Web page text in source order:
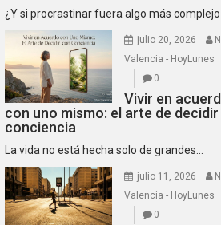
¿Y si procrastinar fuera algo más complejo
julio 20, 2026
Valencia - HoyLunes
0
Vivir en
con uno mismo: el arte de
conciencia
La vida no está hecha solo de grandes...
julio 11, 2026
Valencia - HoyLunes
0